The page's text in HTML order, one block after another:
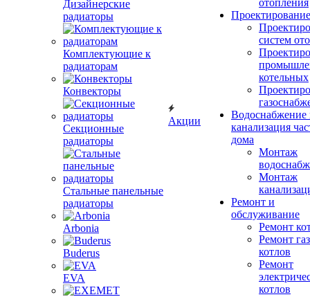
Дизайнерские
радиаторы
Комплектующие к
радиаторам
Конвекторы
Секционные
радиаторы
Стальные панельные
радиаторы
Arbonia
Buderus
EVA
Акции
отопления
Проектирование
систем
котельных
Водоснабжение
канализация
дома
Монтаж
Монтаж
Ремонт и
обслуживание
Ремонт
Ремонт
котлов
Ремонт
котлов